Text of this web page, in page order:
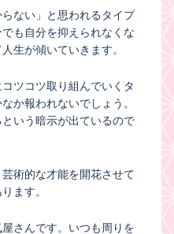
らない」と思われるタイプ
も自分を抑えられなくな
生が傾いていきます。
ツコツ取り組んでいくタ
か報われないでしょう。
いう暗示が出ているので
術的な才能を開花させて
ます。
さんです。いつも周りを